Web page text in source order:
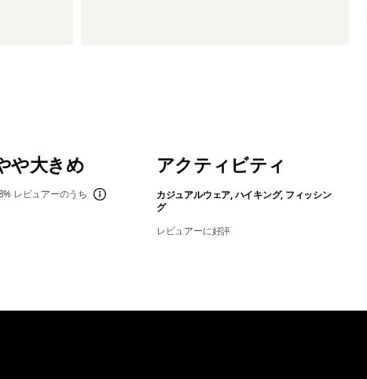
や大きめ
レビュアーのうち
アクティビティ
カジュアルウェア, ハイキング, フィッシン
グ
レビュアーに好評